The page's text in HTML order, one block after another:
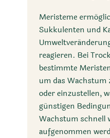
Meristeme
Sukkulenten und
reagieren. Bei
bestimmte
um das Wachstum
oder einzustellen,
günstigen
Wachstum schnell
aufgenommen